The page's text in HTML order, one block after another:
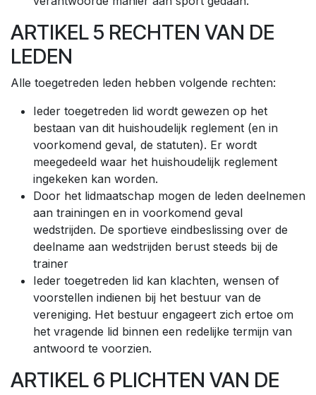
ARTIKEL 5 RECHTEN VAN DE
LEDEN
Alle toegetreden leden hebben volgende rechten:
Ieder toegetreden lid wordt gewezen op het
bestaan van dit huishoudelijk reglement (en in
voorkomend geval, de statuten). Er wordt
meegedeeld waar het huishoudelijk reglement
ingekeken kan worden.
Door het lidmaatschap mogen de leden deelnemen
aan trainingen en in voorkomend geval
wedstrijden. De sportieve eindbeslissing over de
deelname aan wedstrijden berust steeds bij de
trainer
Ieder toegetreden lid kan klachten, wensen of
voorstellen indienen bij het bestuur van de
vereniging. Het bestuur engageert zich ertoe om
het vragende lid binnen een redelijke termijn van
antwoord te voorzien.
ARTIKEL 6 PLICHTEN VAN DE